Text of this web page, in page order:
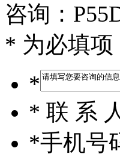
咨询：
* 为必填项
*
* 联 系
*手机号